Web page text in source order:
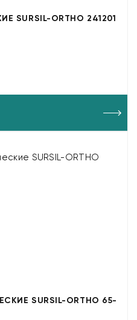
ORTHO 241201
SURSIL-ORTHO 65-